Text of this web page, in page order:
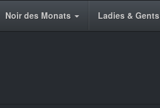
Noir des Monats Ladies & Gents